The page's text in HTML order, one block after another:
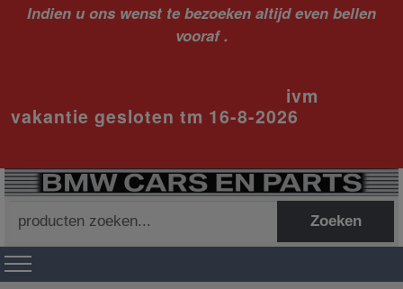
Indien u ons wenst te bezoeken altijd even bellen
vooraf .
ivm
vakantie gesloten tm 16-8-2026
naar:
Zoeken